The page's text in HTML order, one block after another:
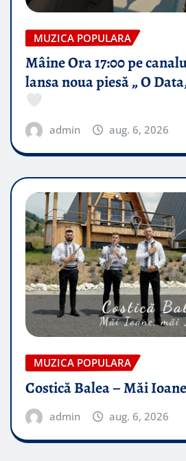
MUZICA POPULARA
Mâine Ora 17:00 pe
lansa noua piesă „ O
admin aug. 6, 2026
MUZICA POPULARA
Costică Balea – Măi
admin aug. 6, 2026